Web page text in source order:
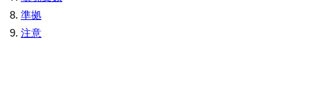
準拠
注意